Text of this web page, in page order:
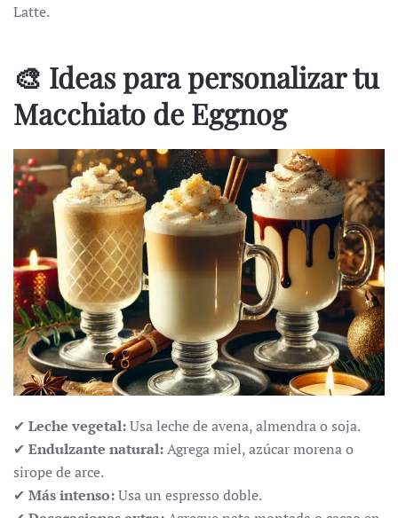
Latte.
🎨 Ideas para personalizar tu
Macchiato de Eggnog
✔ Leche vegetal:Usa leche de avena, almendra o soja.
✔ Endulzante natural:Agrega miel, azúcar morena o
sirope de arce.
✔ Más intenso:Usa un espresso doble.